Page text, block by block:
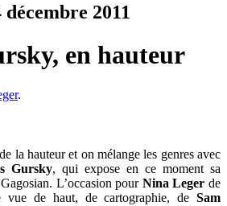
décembre 2011
en hauteur
.
la hauteur et on mélange les genres avec
Gursky, qui expose en ce moment sa
L’occasion pour Nina Leger de
vue de haut, de cartographie, de Sam